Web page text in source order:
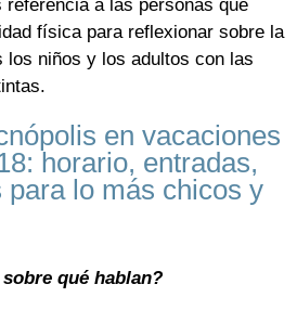
referencia a las personas que
física para reflexionar sobre la
los niños y los adultos con las
en vacaciones
horario, entradas,
para lo más chicos y
qué hablan?